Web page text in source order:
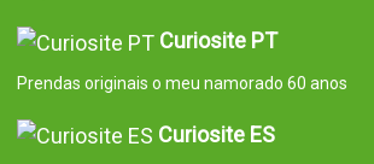
Curiosite PT
Prendas originais o meu namorado 60 anos
Curiosite ES